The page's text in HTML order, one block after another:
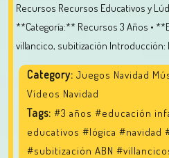
Recursos Recursos Educativos y
**Categoría:** Recursos 3 Años •
villancico, subitización Introducción:
Category: Juegos Navidad
Vídeos Navidad
Tags: #3 años #educación
educativos #lógica #navidad
#subitización ABN